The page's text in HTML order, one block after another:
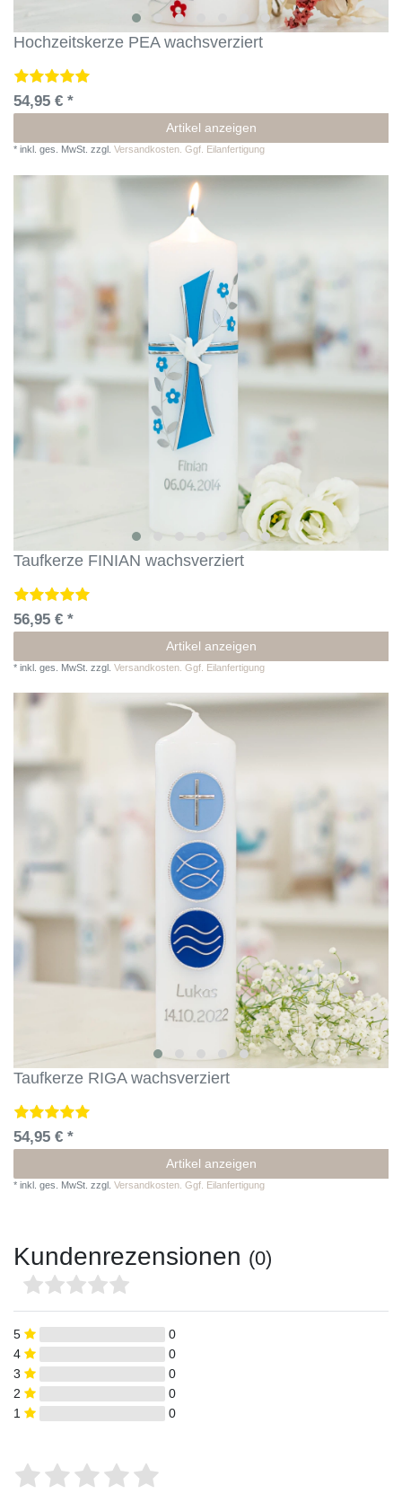
Hochzeitskerze PEA wachsverziert
54,95 € *
Artikel anzeigen
* inkl. ges. MwSt. zzgl. Versandkosten. Ggf. Eilanfertigung
Taufkerze FINIAN wachsverziert
56,95 € *
Artikel anzeigen
* inkl. ges. MwSt. zzgl. Versandkosten. Ggf. Eilanfertigung
Taufkerze RIGA wachsverziert
54,95 € *
Artikel anzeigen
* inkl. ges. MwSt. zzgl. Versandkosten. Ggf. Eilanfertigung
Kundenrezensionen (0)
5
0
4
0
3
0
2
0
1
0